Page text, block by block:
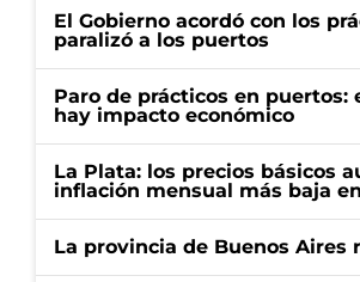
El Gobierno acordó con los
paralizó a los puertos
Paro de prácticos en puertos:
hay impacto económico
La Plata: los precios básicos
inflación mensual más baja
La provincia de Buenos Aires